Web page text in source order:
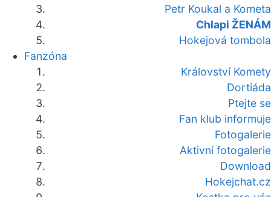
Petr Koukal a Kometa
Chlapi ŽENÁM
Hokejová tombola
Fanzóna
Království Komety
Dortiáda
Ptejte se
Fan klub informuje
Fotogalerie
Aktivní fotogalerie
Download
Hokejchat.cz